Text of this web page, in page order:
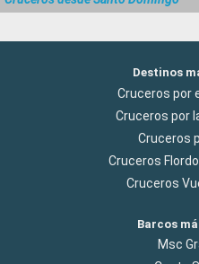
Destinos
Cruceros por
Cruceros por
Cruceros
Cruceros
Cruceros
Barcos
Msc